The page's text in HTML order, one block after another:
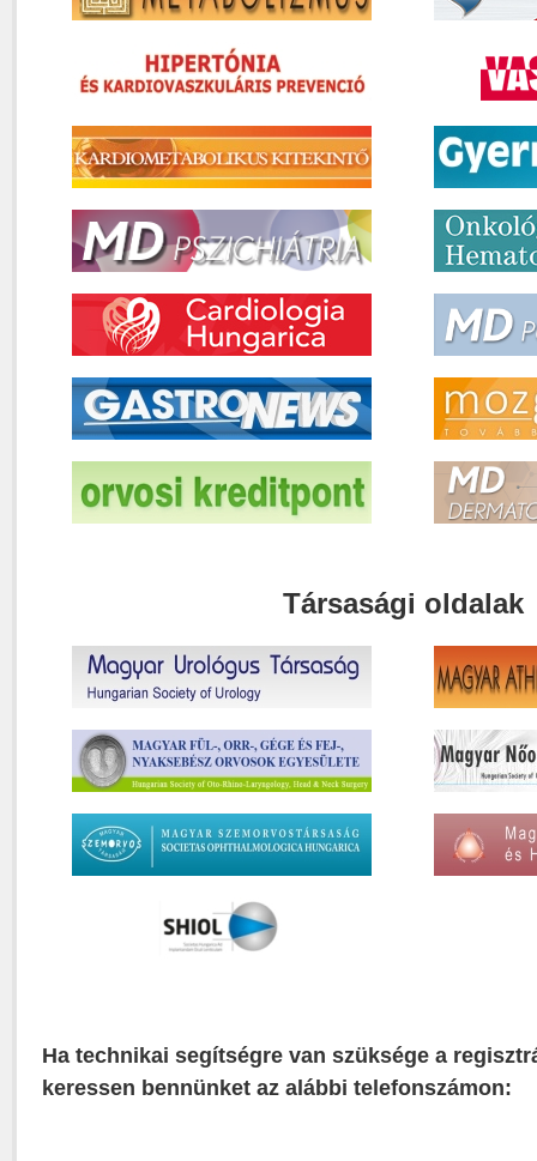
Társasági oldalak
Ha technikai segítségre van szüksége a
keressen bennünket az alábbi telefonszámon: